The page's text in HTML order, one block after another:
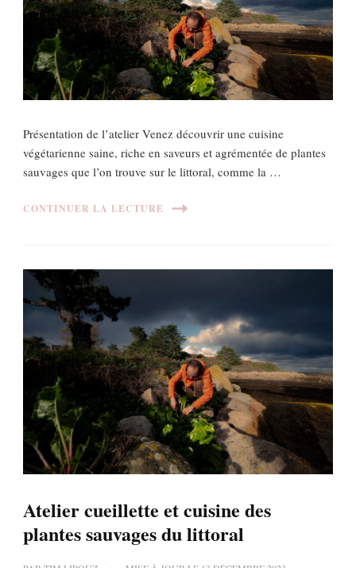
Présentation de l’atelier Venez découvrir une cuisine
végétarienne saine, riche en saveurs et agrémentée de plantes
sauvages que l’on trouve sur le littoral, comme la …
CONTINUER LA LECTURE
Atelier cueillette et cuisine des
plantes sauvages du littoral